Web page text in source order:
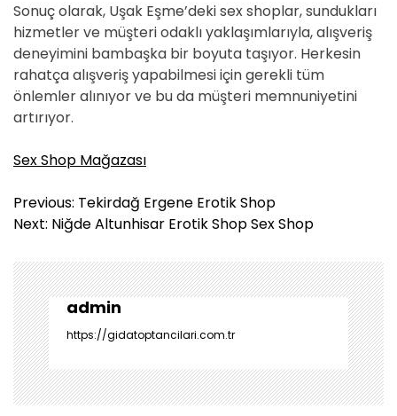
Sonuç olarak, Uşak Eşme’deki sex shoplar, sundukları
hizmetler ve müşteri odaklı yaklaşımlarıyla, alışveriş
deneyimini bambaşka bir boyuta taşıyor. Herkesin
rahatça alışveriş yapabilmesi için gerekli tüm
önlemler alınıyor ve bu da müşteri memnuniyetini
artırıyor.
Sex Shop Mağazası
Y
a
ı
g
e
z
i
n
m
Previous: Tekirdağ Ergene Erotik Shop
Next: Niğde Altunhisar Erotik Shop Sex Shop
admin
https://gidatoptancilari.com.tr